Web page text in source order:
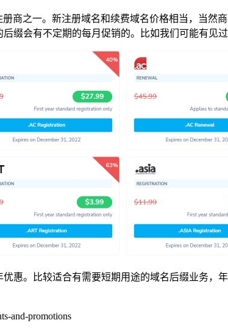
商之一。新注册域名和续费域名价格相当，当
缀会有不定期的每月促销的。比如我们可能有见过
惠。比较适合有需要短期用途的域名后缀业务
and-promotions